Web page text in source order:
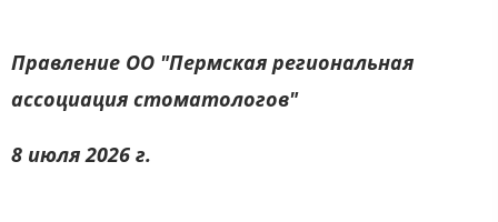
Правление ОО "Пермская региональная
ассоциация стоматологов"
8 июля 2026 г.